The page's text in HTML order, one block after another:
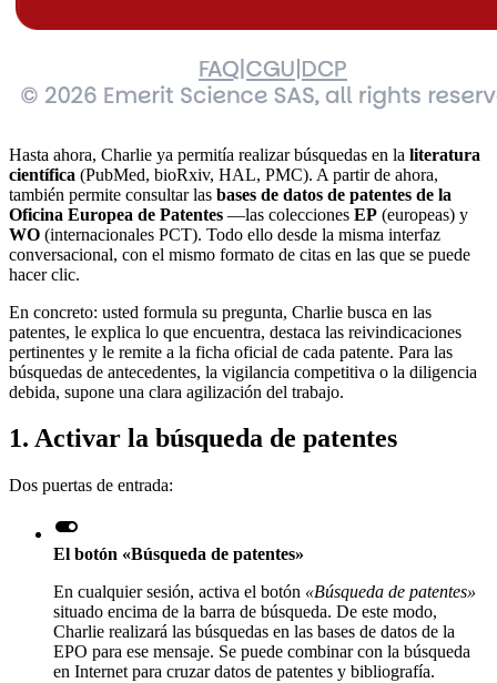
Hasta ahora, Charlie ya permitía realizar búsquedas en la literatura
científica (PubMed, bioRxiv, HAL, PMC). A partir de ahora,
también permite consultar las bases de datos de patentes de la
Oficina Europea de Patentes —las colecciones EP (europeas) y
WO (internacionales PCT). Todo ello desde la misma interfaz
conversacional, con el mismo formato de citas en las que se puede
hacer clic.
En concreto: usted formula su pregunta, Charlie busca en las
patentes, le explica lo que encuentra, destaca las reivindicaciones
pertinentes y le remite a la ficha oficial de cada patente. Para las
búsquedas de antecedentes, la vigilancia competitiva o la diligencia
debida, supone una clara agilización del trabajo.
1. Activar la búsqueda de patentes
Dos puertas de entrada:
toggle_on
El botón «Búsqueda de patentes»
En cualquier sesión, activa el botón «Búsqueda de patentes»
situado encima de la barra de búsqueda. De este modo,
Charlie realizará las búsquedas en las bases de datos de la
EPO para ese mensaje. Se puede combinar con la búsqueda
en Internet para cruzar datos de patentes y bibliografía.